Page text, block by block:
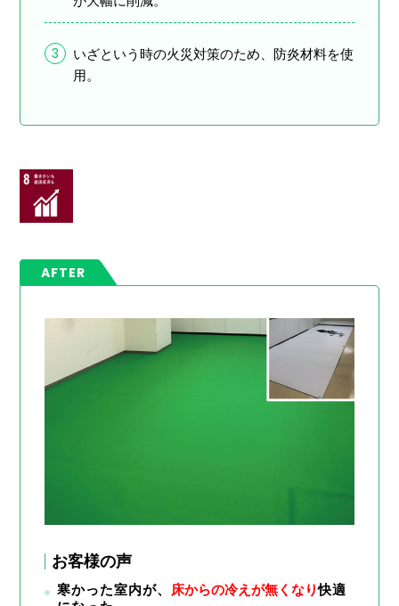
3
いざという時の火災対策のため、防炎材料を使
用。
AFTER
お客様の声
寒かった室内が、 床からの冷えが無くなり快適